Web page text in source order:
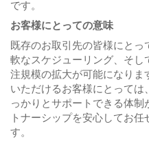
です。
お客様にとっての意味
既存のお取引先の皆様にと
軟なスケジューリング、そ
注規模の拡大が可能になり
いただけるお客様にとって
っかりとサポートできる体
トナーシップを安心してお
す。